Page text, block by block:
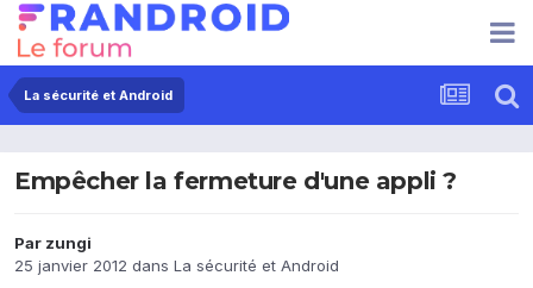
La sécurité et Android
Empêcher la fermeture d'une appli ?
Par zungi
25 janvier 2012 dans La sécurité et Android